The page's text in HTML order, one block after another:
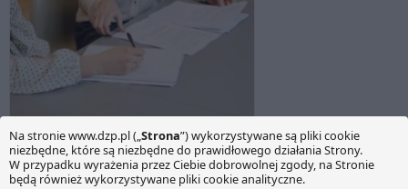
Zmiany w e-zdrowiu – od 1 lipca